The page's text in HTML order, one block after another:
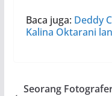
Baca juga: Deddy
Kalina Oktarani
Seorang